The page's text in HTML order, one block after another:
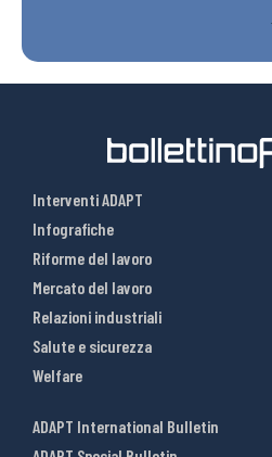
Interventi ADAPT
Infografiche
Riforme del lavoro
Mercato del lavoro
Relazioni industriali
Salute e sicurezza
Welfare
ADAPT International Bulletin